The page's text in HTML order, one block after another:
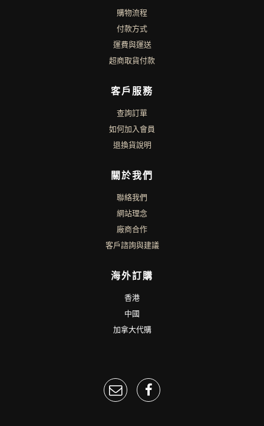
購物流程
付款方式
運費與運送
超商取貨付款
客戶服務
查詢訂單
如何加入會員
退換貨說明
關於我們
聯絡我們
網站理念
廠商合作
客戶諮詢與建議
海外訂購
香港
中國
加拿大代購